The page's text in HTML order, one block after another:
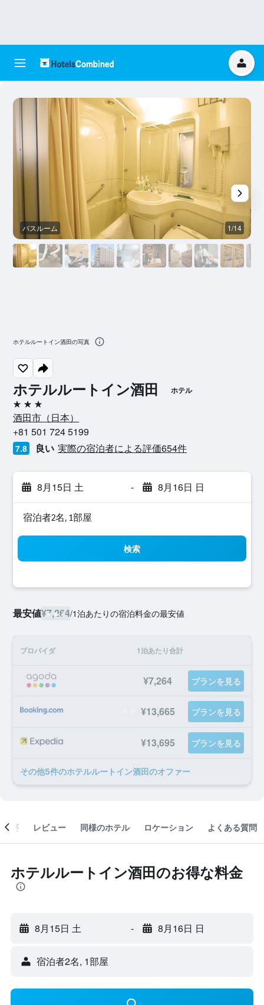
ホテルルートイン酒田 ホテル
3つ星
酒田市​（日本​）​
+81 501 724 5199
7.8 良い 実際の宿泊者による評価654​件
8月15日 土 - 8月16日 日
宿泊者2名, 1​部屋
検索
最安値¥7,264/1泊あたりの宿泊料金の最安値
プロバイダ 1泊あたり合計
¥7,264 プランを見る
¥13,665 プランを見る
¥13,695 プランを見る
​その他5​件のホテルルートイン酒田のオファー
バスルーム 1/14
ホテルルートイン酒田の写真
概要 レビュー 同様のホテル ロケーション よくある質問
ホテルルートイン酒田のお得な料金
8月15日 土 - 8月16日 日
宿泊者2名, 1​部屋